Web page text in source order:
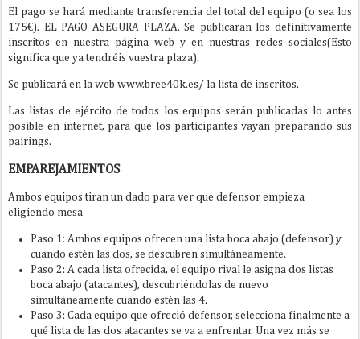
El pago se hará mediante transferencia del total del equipo (o sea los
175€). EL PAGO ASEGURA PLAZA. Se publicaran los definitivamente
inscritos en nuestra página web y en nuestras redes sociales(Esto
significa que ya tendréis vuestra plaza).
Se publicará en la web www.bree40k.es/ la lista de inscritos.
Las listas de ejército de todos los equipos serán publicadas lo antes
posible en internet, para que los participantes vayan preparando sus
pairings.
EMPAREJAMIENTOS
Ambos equipos tiran un dado para ver que defensor empieza
eligiendo mesa
Paso 1: Ambos equipos ofrecen una lista boca abajo (defensor) y
cuando estén las dos, se descubren simultáneamente.
Paso 2: A cada lista ofrecida, el equipo rival le asigna dos listas
boca abajo (atacantes), descubriéndolas de nuevo
simultáneamente cuando estén las 4.
Paso 3: Cada equipo que ofreció defensor, selecciona finalmente a
qué lista de las dos atacantes se va a enfrentar. Una vez más se